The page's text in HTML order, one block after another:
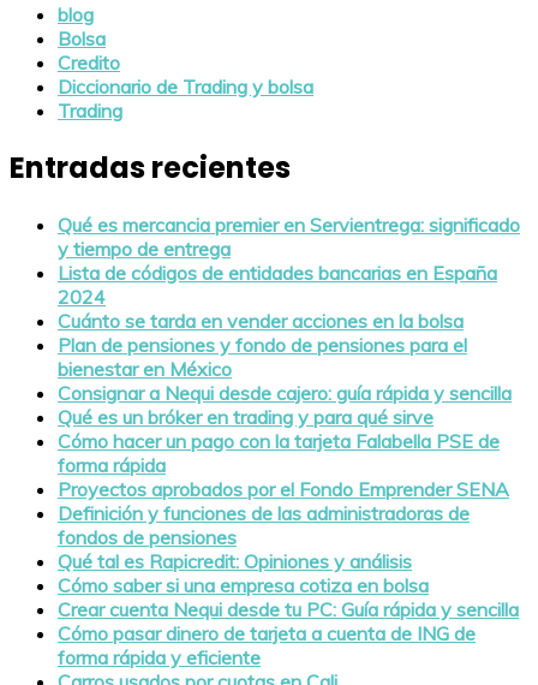
blog
Bolsa
Credito
Diccionario de Trading y bolsa
Trading
Entradas recientes
Qué es mercancia premier en Servientrega: significado
y tiempo de entrega
Lista de códigos de entidades bancarias en España
2024
Cuánto se tarda en vender acciones en la bolsa
Plan de pensiones y fondo de pensiones para el
bienestar en México
Consignar a Nequi desde cajero: guía rápida y sencilla
Qué es un bróker en trading y para qué sirve
Cómo hacer un pago con la tarjeta Falabella PSE de
forma rápida
Proyectos aprobados por el Fondo Emprender SENA
Definición y funciones de las administradoras de
fondos de pensiones
Qué tal es Rapicredit: Opiniones y análisis
Cómo saber si una empresa cotiza en bolsa
Crear cuenta Nequi desde tu PC: Guía rápida y sencilla
Cómo pasar dinero de tarjeta a cuenta de ING de
forma rápida y eficiente